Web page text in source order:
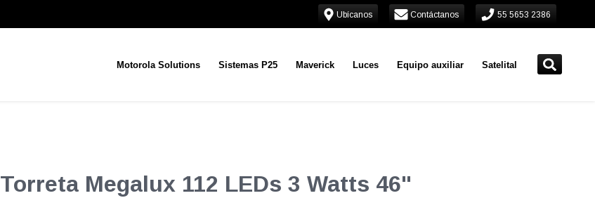
Ubícanos Contáctanos 55 5653 2386
Motorola Solutions Sistemas P25 Maverick Luces Equipo auxiliar Satelital
Torreta Megalux 112 LEDs 3 Watts 46"